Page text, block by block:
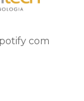
com